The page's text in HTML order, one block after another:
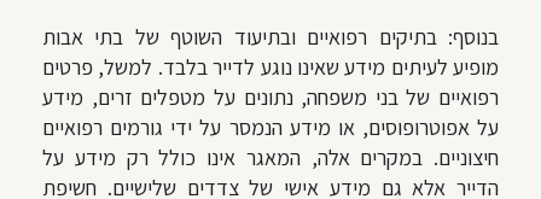
בנוסף: בתיקים רפואיים ובתיעוד השוטף של בתי אבות
מופיע לעיתים מידע שאינו נוגע לדייר בלבד. למשל, פרטים
רפואיים של בני משפחה, נתונים על מטפלים זרים, מידע
על אפוטרופוסים, או מידע הנמסר על ידי גורמים רפואיים
חיצוניים. במקרים אלה, המאגר אינו כולל רק מידע על
הדייר אלא גם מידע אישי של צדדים שלישיים. חשיפת